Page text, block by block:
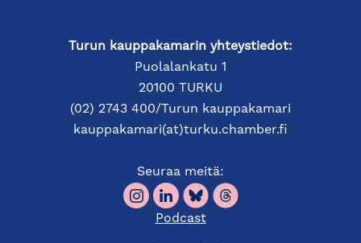
Turun kauppakamarin yhteystiedot:
Puolalankatu 1
20100 TURKU
(02) 2743 400/Turun kauppakamari
kauppakamari(at)turku.chamber.fi
Seuraa meitä:
Podcast